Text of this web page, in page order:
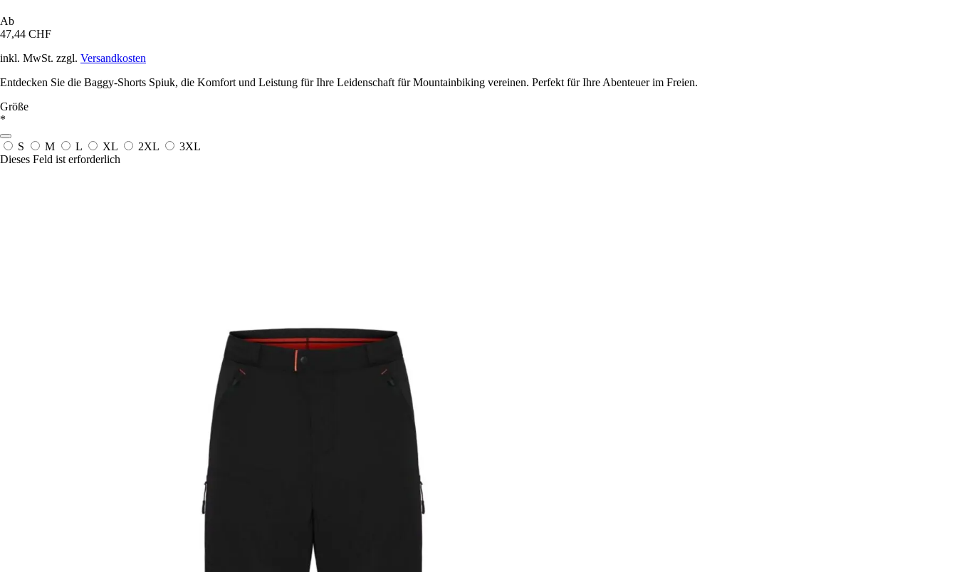
Ab
47,44 CHF
inkl. MwSt. zzgl. Versandkosten
Entdecken Sie die Baggy-Shorts Spiuk, die Komfort und Leistung für Ihre Leidenschaft für Mountainbiking vereinen. Perfekt für Ihre Abenteuer im Freien.
Größe
*
S M L XL 2XL
3XL
Dieses Feld ist erforderlich